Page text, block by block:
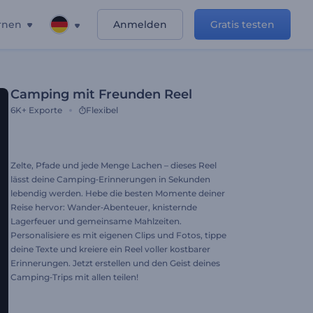
Anmelden Gratis testen
Camping mit Freunden Reel
6K+ Exporte Flexibel
Zelte, Pfade und jede Menge Lachen – dieses Reel
lässt deine Camping‑Erinnerungen in Sekunden
lebendig werden. Hebe die besten Momente deiner
Reise hervor: Wander‑Abenteuer, knisternde
Lagerfeuer und gemeinsame Mahlzeiten.
Personalisiere es mit eigenen Clips und Fotos, tippe
deine Texte und kreiere ein Reel voller kostbarer
Erinnerungen. Jetzt erstellen und den Geist deines
Camping‑Trips mit allen teilen!